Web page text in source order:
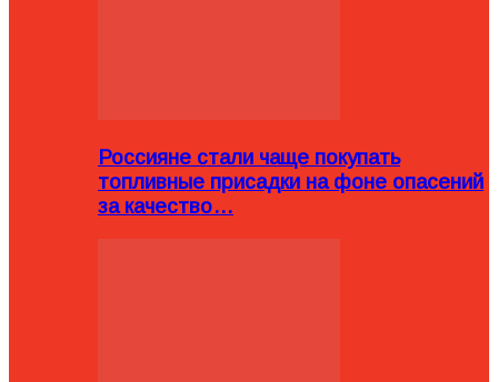
Россияне стали чаще покупать
топливные присадки на фоне опасений
за качество…